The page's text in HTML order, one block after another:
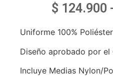
$ 124.900
Uniforme 100% Poliéster
Diseño aprobado por el
Incluye Medias Nylon/